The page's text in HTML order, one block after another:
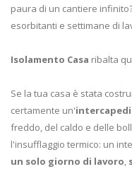
paura di un cantiere
esorbitanti e settimane di
Isolamento Casa ribalta
Se la tua casa è stata
certamente un'
freddo, del caldo e delle
l'insufflaggio termico: un
un solo giorno di lavoro,